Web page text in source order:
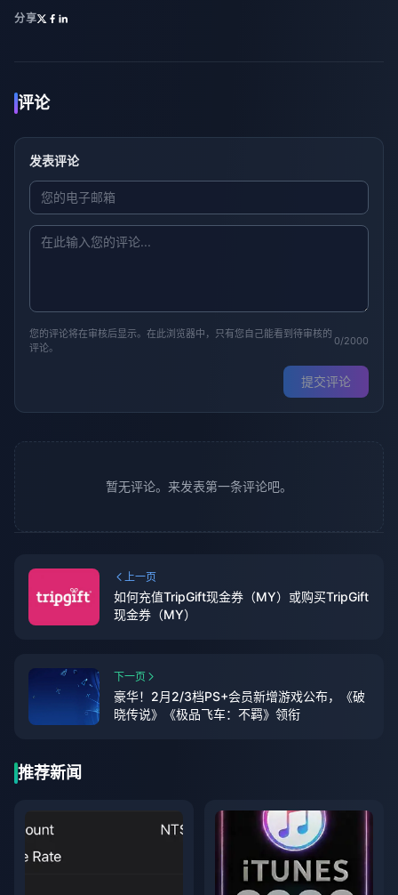
分享
评论
发表评论
您的评论将在审核后显示。在此浏览器中，只有您自己能看到待审核的
评论。
0/2000
提交评论
暂无评论。来发表第一条评论吧。
上一页
如何充值TripGift现金券（MY）或购买TripGift
现金券（MY）
下一页
豪华！2月2/3档PS+会员新增游戏公布，《破
晓传说》《极品飞车：不羁》领衔
推荐新闻